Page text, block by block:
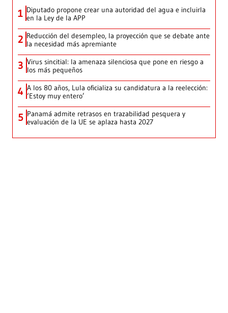
1 Diputado propone crear una autoridad del agua e incluirla
en la Ley de la APP
2 Reducción del desempleo, la proyección que se debate ante
la necesidad más apremiante
3 Virus sincitial: la amenaza silenciosa que pone en riesgo a
los más pequeños
4 A los 80 años, Lula oficializa su candidatura a la reelección:
‘Estoy muy entero’
5 Panamá admite retrasos en trazabilidad pesquera y
evaluación de la UE se aplaza hasta 2027